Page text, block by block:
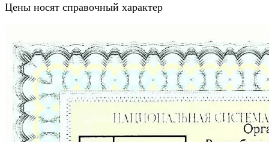
Цены носят справочный характер